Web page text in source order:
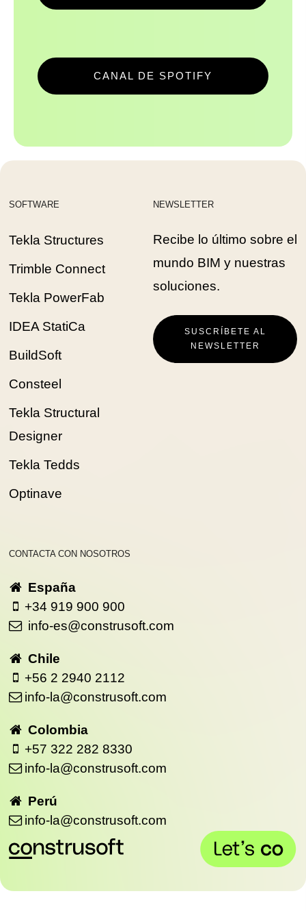
CANAL DE SPOTIFY
SOFTWARE
Tekla Structures
Trimble Connect
Tekla PowerFab
IDEA StatiCa
BuildSoft
Consteel
Tekla Structural
Designer
Tekla Tedds
Optinave
NEWSLETTER
Recibe lo último sobre el
mundo BIM y nuestras
soluciones.
SUSCRÍBETE AL
NEWSLETTER
CONTACTA CON NOSOTROS
España
+34 919 900 900
info-es@construsoft.com
Chile
+56 2 2940 2112
info-la@construsoft.com
Colombia
+57 322 282 8330
info-la@construsoft.com
Perú
info-la@construsoft.com